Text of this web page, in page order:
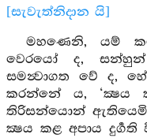
[සැවැත්නිදාන යි]
මහණෙනි, යම්
වෙරයෝ ද,
සමන්‍වාගත වේ ද,
කරන්නේ ය, ‘ක්‍ෂය
තිරිසන්යොන්
ක්‍ෂය කළ අපාය